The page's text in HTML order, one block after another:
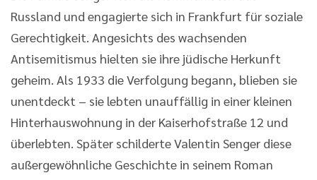
Russland und engagierte sich in Frankfurt für soziale
Gerechtigkeit. Angesichts des wachsenden
Antisemitismus hielten sie ihre jüdische Herkunft
geheim. Als 1933 die Verfolgung begann, blieben sie
unentdeckt – sie lebten unauffällig in einer kleinen
Hinterhauswohnung in der Kaiserhofstraße 12 und
überlebten. Später schilderte Valentin Senger diese
außergewöhnliche Geschichte in seinem Roman